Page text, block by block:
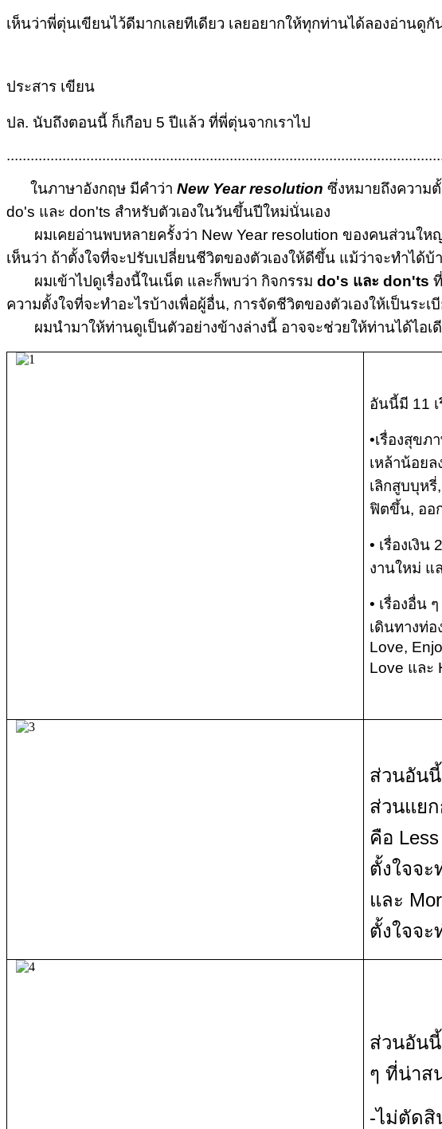
เห็นว่าพี่ตุ่นเขียนไว้ดีมากเลยทีเดียว เลยอยากให้ทุกท่านได้ลองอ่านดูกั
ประสาร เขียน
ปล. นับถึงตอนนี้ ก็เกือบ 5 ปีแล้ว ที่พี่ตุ่นจากเราไป
ในภาษาอังกฤษ มีคำว่า New Year resolution ซึ่งหมายถึงความ
do's และ don'ts สำหรับตัวเองในวันขึ้นปีใหม่นั่นเอง
ผมเคยอ่านพบหลายครั้งว่า New Year resolution ของคนส่วนใหญ่
เห็นว่า ถ้าตั้งใจที่จะปรับเปลี่ยนชีวิตของตัวเองให้ดีขึ้น แม้ว่าจะทำได้บ้
ผมเข้าไปดูเรื่องนี้ในเน็ต และก็พบว่า กิจกรรม do's และ don'ts
ความตั้งใจที่จะทำอะไรบ้างเพื่อผู้อื่น, การจัดชีวิตของตัวเองให้เป็นระ
ผมนำมาให้ท่านดูเป็นตัวอย่างข้างล่างนี้ อาจจะช่วยให้ท่านได้ไอเ
อันนี้มี 11 เ
•เรื่องสุขภ
เหล้าน้อย
เลิกสูบบุหรี่
ฟิตขึ้น, ออ
• เรื่องเงิน
งานใหม่ แ
• เรื่องอื่น
เดินทางท่อ
Love,
Love และ
ส่วนอัน
ส่วนแย
คือ
ตั้งใจจะ
และ
ตั้งใจจ
ส่วนอัน
ๆ ที่น่าส
-ไม่ตัดสิ